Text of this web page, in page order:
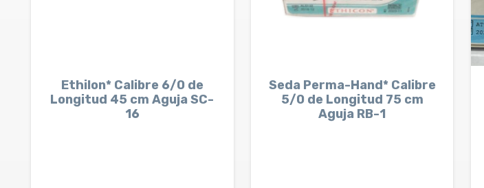
Ethilon* Calibre 6/0 de
Longitud 45 cm Aguja SC-
16
Seda Perma-Hand* Calibre
5/0 de Longitud 75 cm
Aguja RB-1